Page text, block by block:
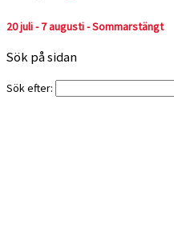
20 juli - 7 augusti - Sommarstängt
Sök på sidan
Sök efter: